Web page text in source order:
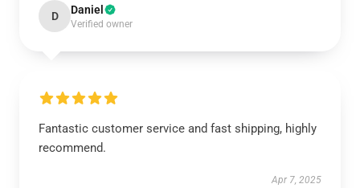
D Daniel
Verified owner
Fantastic customer service and fast shipping, highly
recommend.
Apr 7, 2025